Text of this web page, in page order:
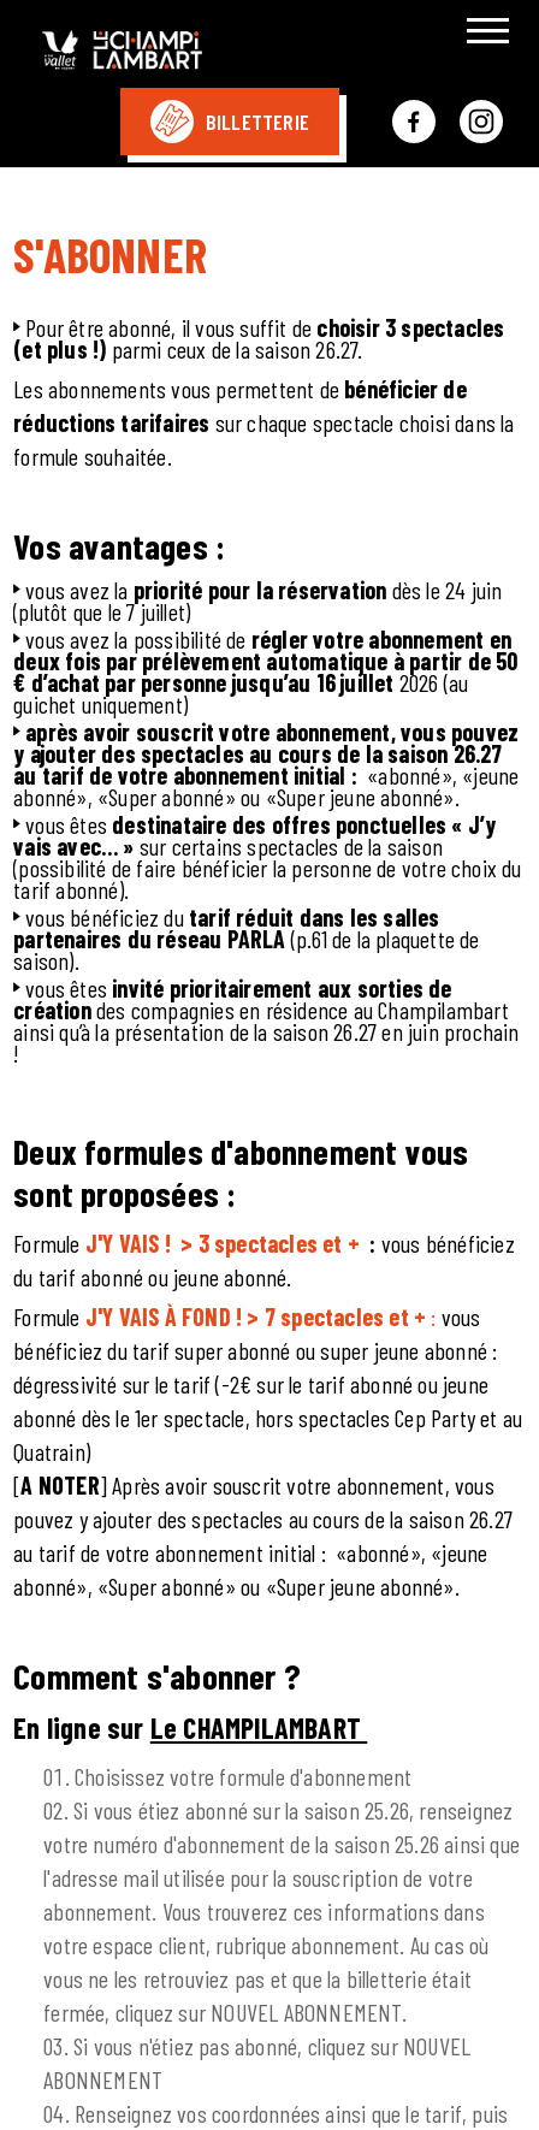
BILLETTERIE
S'ABONNER
Pour être abonné, il vous suffit de choisir 3 spectacles
(et plus !) parmi ceux de la saison 26.27.
Les abonnements vous permettent de bénéficier de
réductions tarifaires sur chaque spectacle choisi dans la
formule souhaitée.
Vos avantages :
vous avez la priorité pour la réservation dès le 24 juin
(plutôt que le 7 juillet)
vous avez la possibilité de régler votre abonnement en
deux fois par prélèvement automatique à partir de 50
€ d’achat par personne jusqu’au 16 juillet 2026 (au
guichet uniquement)
après avoir souscrit votre abonnement, vous pouvez
y ajouter des spectacles au cours de la saison 26.27
au tarif de votre abonnement initial : «abonné», «jeune
abonné», «Super abonné» ou «Super jeune abonné».
vous êtes destinataire des offres ponctuelles « J’y
vais avec… » sur certains spectacles de la saison
(possibilité de faire bénéficier la personne de votre choix du
tarif abonné).
vous bénéficiez du tarif réduit dans les salles
partenaires du réseau PARLA (p.61 de la plaquette de
saison).
vous êtes invité prioritairement aux sorties de
créationdes compagnies en résidence au Champilambart
ainsi qu’à la présentation de la saison 26.27 en juin prochain
!
Deux formules d'abonnement vous
sont proposées :
Formule J'Y VAIS ! > 3 spectacles et + : vous bénéficiez
du tarif abonné ou jeune abonné.
Formule J'Y VAIS À FOND ! > 7 spectacles et + : vous
bénéficiez du tarif super abonné ou super jeune abonné :
dégressivité sur le tarif (-2€ sur le tarif abonné ou jeune
abonné dès le 1er spectacle, hors spectacles Cep Party et au
Quatrain)
[A NOTER] Après avoir souscrit votre abonnement, vous
pouvez y ajouter des spectacles au cours de la saison 26.27
au tarif de votre abonnement initial : «abonné», «jeune
abonné», «Super abonné» ou «Super jeune abonné».
Comment s'abonner ?
En ligne sur Le CHAMPILAMBART
Choisissez votre formule d'abonnement
Si vous étiez abonné sur la saison 25.26, renseignez
votre numéro d'abonnement de la saison 25.26 ainsi que
l'adresse mail utilisée pour la souscription de votre
abonnement. Vous trouverez ces informations dans
votre espace client, rubrique abonnement. Au cas où
vous ne les retrouviez pas et que la billetterie était
fermée, cliquez sur NOUVEL ABONNEMENT.
Si vous n'étiez pas abonné, cliquez sur NOUVEL
ABONNEMENT
Renseignez vos coordonnées ainsi que le tarif, puis